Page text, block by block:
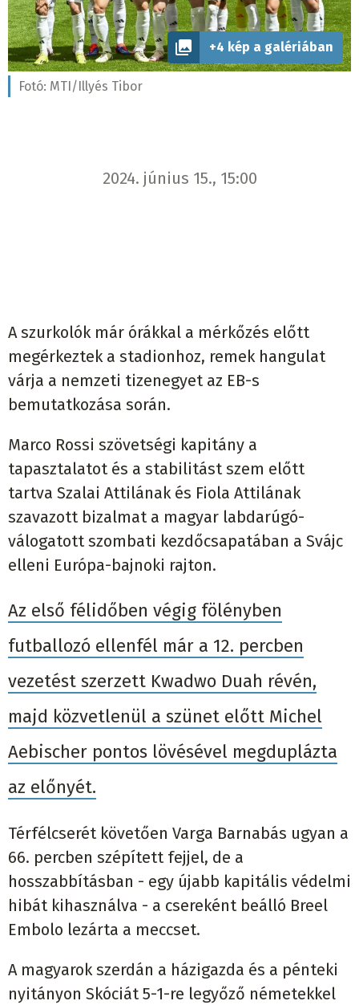
+4 kép a galériában
Fotó: MTI/Illyés Tibor
2024. június 15., 15:00
A szurkolók már órákkal a mérkőzés előtt
megérkeztek a stadionhoz, remek hangulat
várja a nemzeti tizenegyet az EB-s
bemutatkozása során.
Marco Rossi szövetségi kapitány a
tapasztalatot és a stabilitást szem előtt
tartva Szalai Attilának és Fiola Attilának
szavazott bizalmat a magyar labdarúgó-
válogatott szombati kezdőcsapatában a Svájc
elleni Európa-bajnoki rajton.
Az első félidőben végig fölényben
futballozó ellenfél már a 12. percben
vezetést szerzett Kwadwo Duah révén,
majd közvetlenül a szünet előtt Michel
Aebischer pontos lövésével megduplázta
az előnyét.
Térfélcserét követően Varga Barnabás ugyan a
66. percben szépített fejjel, de a
hosszabbításban - egy újabb kapitális védelmi
hibát kihasználva - a csereként beálló Breel
Embolo lezárta a meccset.
A magyarok szerdán a házigazda és a pénteki
nyitányon Skóciát 5-1-re legyőző németekkel